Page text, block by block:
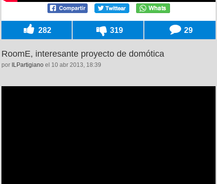
282 319 29
RoomE, interesante proyecto de domótica
por ILPartigiano el 10 abr 2013, 18:39